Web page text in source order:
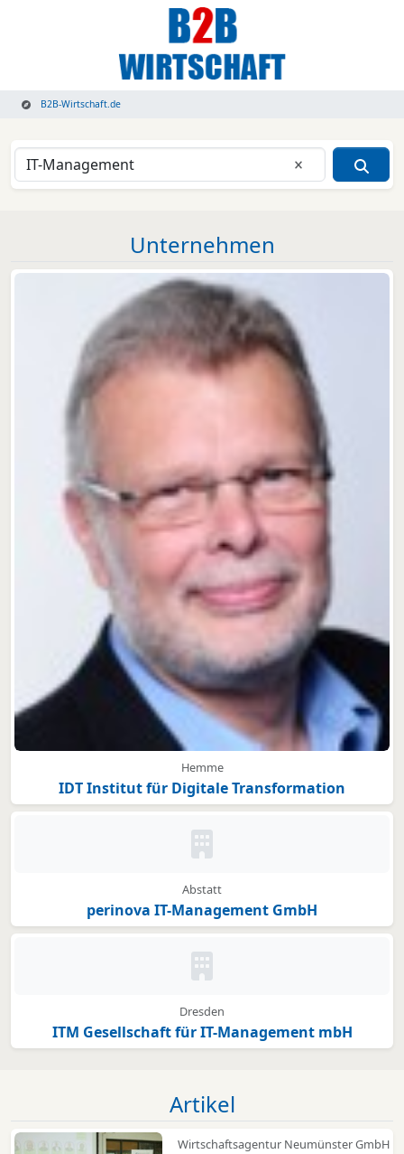
B2B-Wirtschaft.de
Eingabe
Unternehmen
Hemme
IDT Institut für Digitale Transformation
Kein Bild oder Logo hinterlegt
Abstatt
perinova IT-Management GmbH
Kein Bild oder Logo hinterlegt
Dresden
ITM Gesellschaft für IT-Management mbH
Artikel
Wirtschaftsagentur Neumünster GmbH